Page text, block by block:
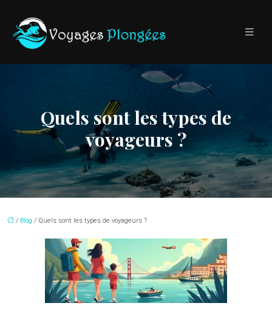
Quels sont les types de
voyageurs ?
/ Blog / Quels sont les types de voyageurs ?